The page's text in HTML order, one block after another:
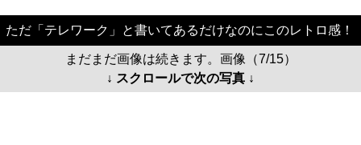
ただ「テレワーク」と書いてあるだけなのにこのレトロ感！
まだまだ画像は続きます。画像（7/15）
↓ スクロールで次の写真 ↓